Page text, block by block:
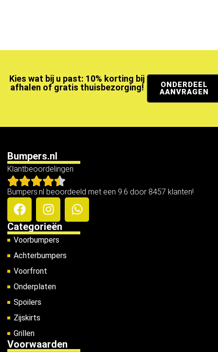
Kies wat bij u past: 10% korting bij
afhalen of gratis thuisbezorging!
ONDERDEEL
AANVRAGEN
Bumpers.nl
Klantbeoordelingen
Bumpers.nl beoordeeld met een 9.6 door 8457 klanten!
Categorieën
Voorbumpers
Achterbumpers
Voorfront
Onderplaten
Spoilers
Zijskirts
Grillen
Voorwaarden